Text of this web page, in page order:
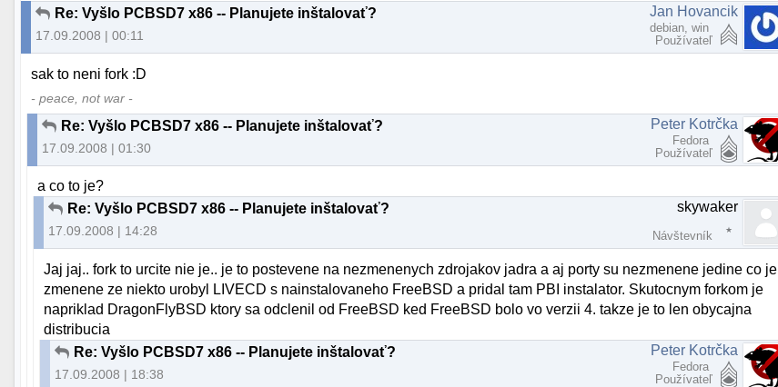
Re: Vyšlo PCBSD7 x86 -- Planujete inštalovať?
17.09.2008 | 00:11
Jan Hovancik
debian, win
Používateľ
sak to neni fork :D
- peace, not war -
Re: Vyšlo PCBSD7 x86 -- Planujete inštalovať?
17.09.2008 | 01:30
Peter Kotrčka
Fedora
Používateľ
a co to je?
Re: Vyšlo PCBSD7 x86 -- Planujete inštalovať?
17.09.2008 | 14:28
skywaker
Návštevník
Jaj jaj.. fork to urcite nie je.. je to postevene na nezmenenych zdrojakov jadra a aj porty su nezmenene jedine co je
zmenene ze niekto urobyl LIVECD s nainstalovaneho FreeBSD a pridal tam PBI instalator. Skutocnym forkom je
napriklad DragonFlyBSD ktory sa odclenil od FreeBSD ked FreeBSD bolo vo verzii 4. takze je to len obycajna
distribucia
Re: Vyšlo PCBSD7 x86 -- Planujete inštalovať?
17.09.2008 | 18:38
Peter Kotrčka
Fedora
Používateľ